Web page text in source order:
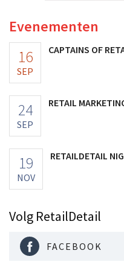
Evenementen
16
SEP
CAPTAINS OF
24
SEP
RETAIL
19
NOV
RETAILDETAIL
Volg RetailDetail
FACEBOOK